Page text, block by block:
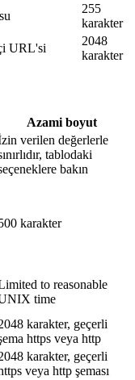
255
karakter
URL'si
2048
karakter
Azami boyut
verilen değerlerle
tablodaki
bakın
karakter
to reasonable
time
karakter, geçerli
https veya http
karakter, geçerli
veya http şeması